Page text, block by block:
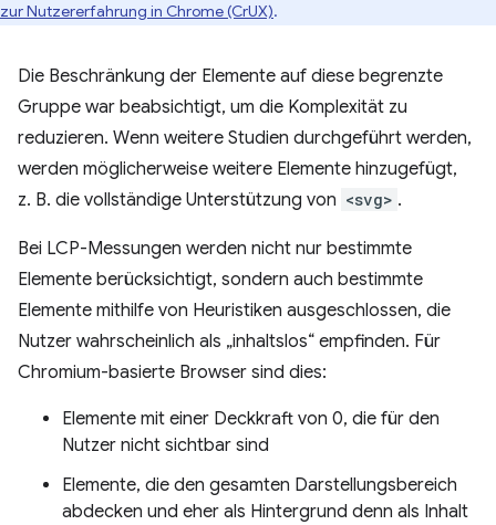
zur Nutzererfahrung in Chrome (CrUX).
Die Beschränkung der Elemente auf diese begrenzte
Gruppe war beabsichtigt, um die Komplexität zu
reduzieren. Wenn weitere Studien durchgeführt werden,
werden möglicherweise weitere Elemente hinzugefügt,
z. B. die vollständige Unterstützung von <svg> .
Bei LCP-Messungen werden nicht nur bestimmte
Elemente berücksichtigt, sondern auch bestimmte
Elemente mithilfe von Heuristiken ausgeschlossen, die
Nutzer wahrscheinlich als „inhaltslos“ empfinden. Für
Chromium-basierte Browser sind dies:
Elemente mit einer Deckkraft von 0, die für den
Nutzer nicht sichtbar sind
Elemente, die den gesamten Darstellungsbereich
abdecken und eher als Hintergrund denn als Inhalt